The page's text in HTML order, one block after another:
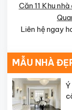
Căn 11 Khu
Liên hệ ngay
MẪU NHÀ